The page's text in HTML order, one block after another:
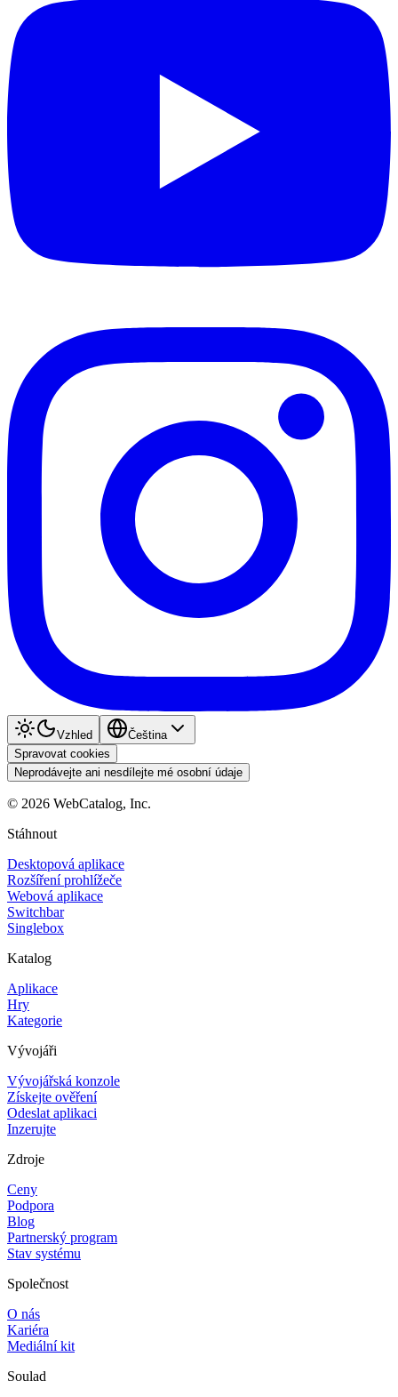
Vzhled
Čeština
Spravovat cookies
Neprodávejte ani nesdílejte mé osobní údaje
© 2026 WebCatalog, Inc.
Stáhnout
Desktopová aplikace
Rozšíření prohlížeče
Webová aplikace
Switchbar
Singlebox
Katalog
Aplikace
Hry
Kategorie
Vývojáři
Vývojářská konzole
Získejte ověření
Odeslat aplikaci
Inzerujte
Zdroje
Ceny
Podpora
Blog
Partnerský program
Stav systému
Společnost
O nás
Kariéra
Mediální kit
Soulad